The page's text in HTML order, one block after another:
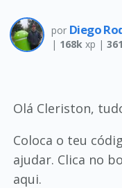
por Diego
| 168kxp | 361
Olá Cleriston,
Coloca o teu
ajudar. Clica no
aqui.